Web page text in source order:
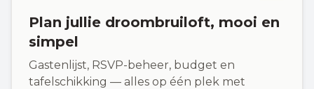
Plan jullie droombruiloft, mooi en
simpel
Gastenlijst, RSVP-beheer, budget en
tafelschikking — alles op één plek met